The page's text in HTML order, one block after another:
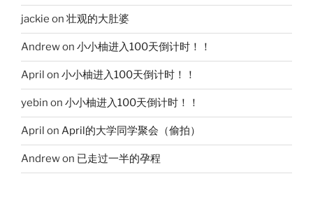
jackie on 壮观的大肚婆
Andrewon 小小柚进入100天倒计时！！
April on 小小柚进入100天倒计时！！
yebin on 小小柚进入100天倒计时！！
April on April的大学同学聚会（偷拍）
Andrewon 已走过一半的孕程